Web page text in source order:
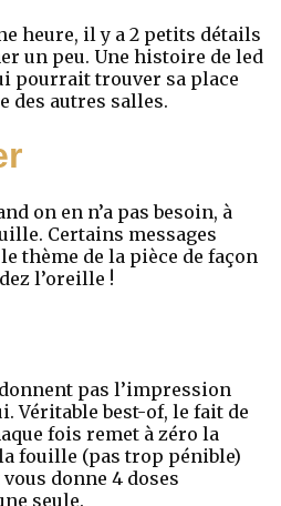
heure, il y a 2 petits détails
un peu. Une histoire de led
pourrait trouver sa place
des autres salles.
on en n’a pas besoin, à
Certains messages
thème de la pièce de façon
l’oreille !
pas l’impression
Véritable best-of, le fait de
fois remet à zéro la
fouille (pas trop pénible)
donne 4 doses
seule.